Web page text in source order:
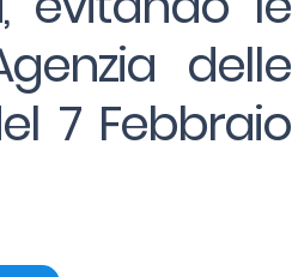
delle
7 Febbraio